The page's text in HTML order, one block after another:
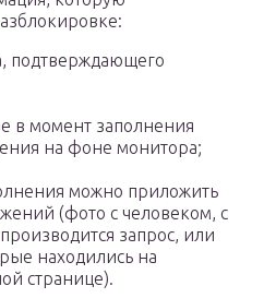
подтверждающего
в момент заполнения
на фоне монитора;
можно приложить
(фото с человеком, с
запрос, или
находились на
странице).